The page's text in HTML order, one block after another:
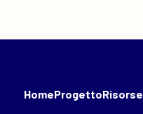
HomeProgettoRisorse